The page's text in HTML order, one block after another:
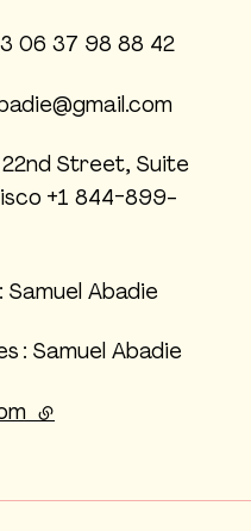
06 37 98 88 42
Street, Suite
+1 844-899-
Abadie
: Samuel Abadie
(lien externe)